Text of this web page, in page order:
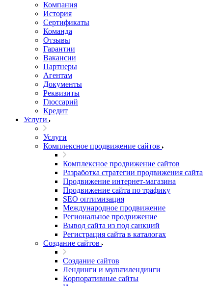
Компания
История
Сертификаты
Команда
Отзывы
Гарантии
Вакансии
Партнеры
Агентам
Документы
Реквизиты
Глоссарий
Кредит
Услуги
Услуги
Комплексное продвижение сайтов
Комплексное продвижение сайтов
Разработка стратегии продвижения сайта
Продвижение интернет-магазина
Продвижение сайта по трафику
SEO оптимизация
Международное продвижение
Региональное продвижение
Вывод сайта из под санкций
Регистрация сайта в каталогах
Создание сайтов
Создание сайтов
Лендинги и мультилендинги
Корпоративные сайты